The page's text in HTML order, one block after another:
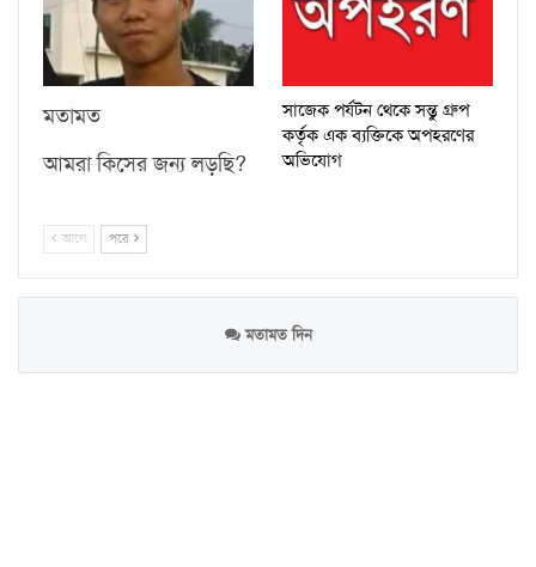
মতামত
আমরা কিসের জন্য লড়ছি?
সাজেক পর্যটন থেকে সন্তু গ্রুপ
কর্তৃক এক ব্যক্তিকে অপহরণের
অভিযোগ
আগে পরে
মতামত দিন